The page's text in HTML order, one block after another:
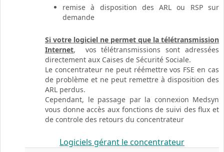
remise à disposition des ARL ou RSP sur
demande
Si votre logiciel ne permet que la télétransmission
Internet, vos télétransmissions sont adressées
directement aux Caises de Sécurité Sociale.
Le concentrateur ne peut réémettre vos FSE en cas
de problème et ne peut remettre à disposition des
ARL perdus.
Cependant, le passage par la connexion Medsyn
vous donne accès aux fonctions de suivi des flux et
de controle des retours du concentrateur
Logiciels gérant le concentrateur